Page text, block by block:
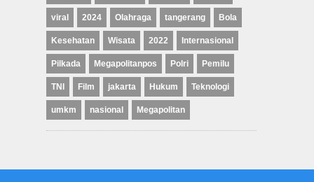
viral 2024 Olahraga tangerang Bola
Kesehatan Wisata 2022 Internasional
Pilkada Megapolitanpos Polri Pemilu
TNI Film jakarta Hukum Teknologi
umkm nasional Megapolitan